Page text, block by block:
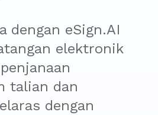
dengan eSign.AI
elektronik
talian dan
dengan